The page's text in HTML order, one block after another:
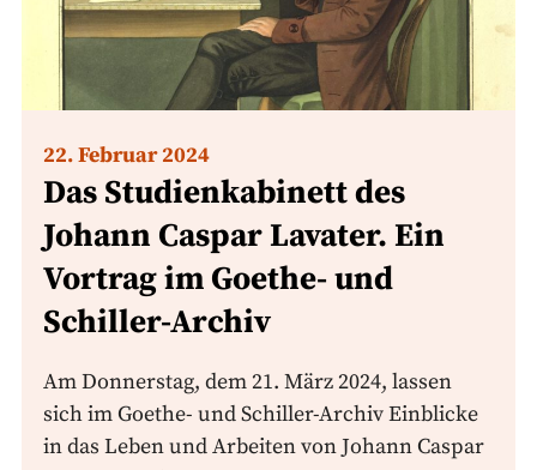
22. Februar 2024
Das Studienkabinett des
Johann Caspar Lavater. Ein
Vortrag im Goethe- und
Schiller-Archiv
Am Donnerstag, dem 21. März 2024, lassen
sich im Goethe- und Schiller-Archiv Einblicke
in das Leben und Arbeiten von Johann Caspar